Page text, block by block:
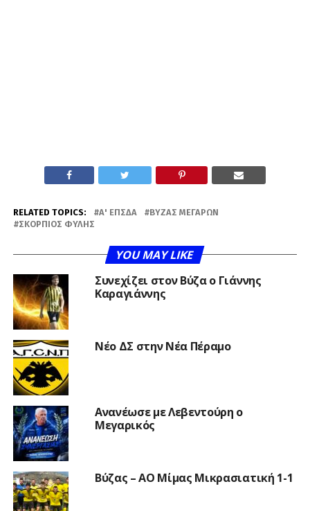
RELATED TOPICS: Α' ΕΠΣΔΑ
ΒΎΖΑΣ ΜΕΓΆΡΩΝ
ΣΚΟΡΠΙΌΣ ΦΥΛΉΣ
YOU MAY LIKE
Συνεχίζει στον Βύζα ο Γιάννης
Καραγιάννης
Νέο ΔΣ στην Νέα Πέραμο
Ανανέωσε με Λεβεντούρη ο
Μεγαρικός
Βύζας – ΑΟ Μίμας Μικρασιατική 1-1